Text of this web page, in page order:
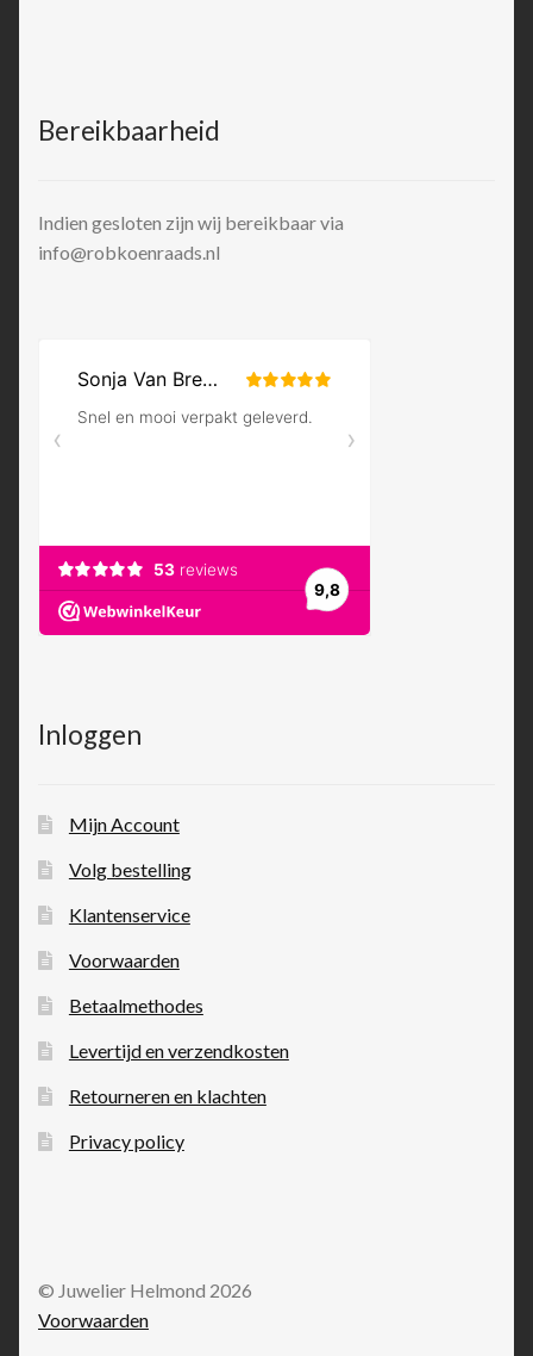
Bereikbaarheid
Indien gesloten zijn wij bereikbaar via
info@robkoenraads.nl
Inloggen
Mijn Account
Volg bestelling
Klantenservice
Voorwaarden
Betaalmethodes
Levertijd en verzendkosten
Retourneren en klachten
Privacy policy
© Juwelier Helmond 2026
Voorwaarden